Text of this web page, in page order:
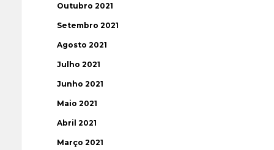
Outubro 2021
Setembro 2021
Agosto 2021
Julho 2021
Junho 2021
Maio 2021
Abril 2021
Março 2021